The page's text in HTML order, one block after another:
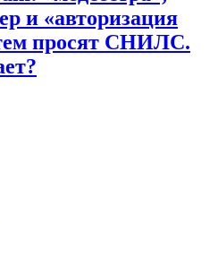
и «авторизация
просят СНИЛС.